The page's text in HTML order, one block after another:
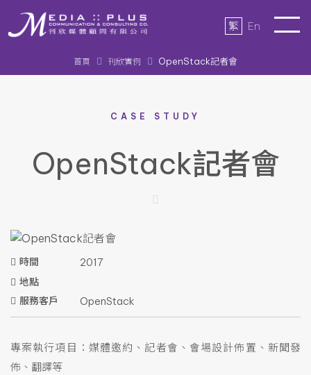
繁 En
首頁 刊欣實例 OpenStack記者會
CASE STUDY
OpenStack記者會
時間 2017
地點
服務客戶
OpenStack
專案執行項目：媒體邀約、記者會、會場設計佈置、新聞發
佈、翻譯等